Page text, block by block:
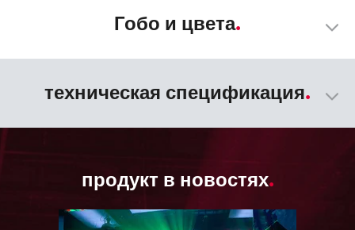
Гобо и цвета
техническая спецификация
продукт в новостях